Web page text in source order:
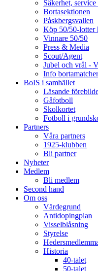
Säkerhet,
Bortasektionen
Påskbergsvallen
Köp 50/50-lotter
Vinnare 50/50
Press & Media
Scout/Agent
Jubel och vrål -
Info bortamatcher
BoIS i samhället
Läsande
Gåfotboll
Skolkortet
Fotboll i
Partners
Våra partners
1925-klubben
Bli partner
Nyheter
Medlem
Bli medlem
Second hand
Om oss
Värdegrund
Antidopingplan
Visselblåsning
Styrelse
Historia
40-talet
50-talet